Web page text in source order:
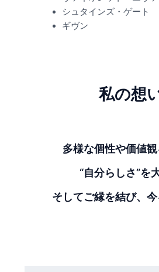
シュタインズ・ゲート
ギヴン
私の想
多様な個性や価値
“自分らしさ”を
そしてご縁を結び、今